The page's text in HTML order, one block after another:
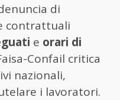
di
contrattuali
e orari di
Confail critica
nazionali,
i lavoratori.